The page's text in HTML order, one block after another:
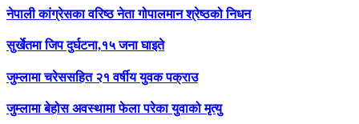
नेपाली कांग्रेसका वरिष्ठ नेता गोपालमान श्रेष्ठको निधन
सुर्खेतमा जिप दुर्घटना,१५ जना घाइते
जुम्लामा चरेससहित २१ वर्षीय युवक पक्राउ
जुम्लामा बेहोस अवस्थामा फेला परेका युवाको मृत्यु